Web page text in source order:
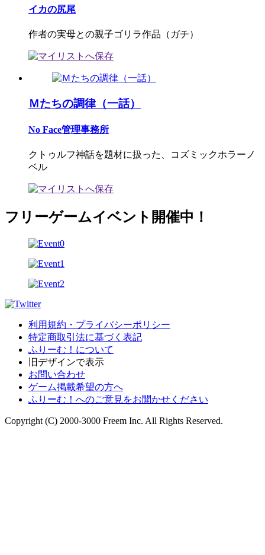
イカの尻尾
作者の実母との親子ゴリラ作品（ガチ）
Ｍたちの調律（一話）
No Face管理事務所
クトゥルフ神話を題材に扱った、コズミックホラーノ
ベル
フリーゲームイベント開催中！
利用規約・プライバシーポリシー
特定商取引法に基づく表記
ふりーむ！について
旧デザインで表示
お問い合わせ
ゲーム掲載希望の方へ
ふりーむ！へのご意見をお聞かせください
Copyright (C) 2000-3000 Freem Inc. All Rights Reserved.